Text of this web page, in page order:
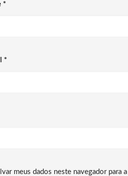
*
*
meus dados neste navegador para